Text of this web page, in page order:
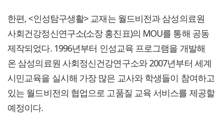
한편, <인성탐구생활> 교재는 월드비전과 삼성의료원
사회건강정신연구소(소장 홍진표)의 MOU를 통해 공동
제작되었다. 1996년부터 인성교육 프로그램을 개발해
온 삼성의료원 사회정신건강연구소와 2007년부터 세계
시민교육을 실시해 가장 많은 교사와 학생들이 참여하고
있는 월드비전의 협업으로 고품질 교육 서비스를 제공할
예정이다.